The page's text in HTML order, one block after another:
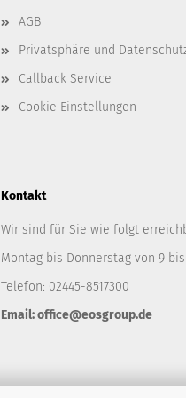
AGB
Privatsphäre und
Callback Service
Cookie Einstellungen
Kontakt
Wir sind für Sie wie folgt
Montag bis Donnerstag von 9 bis
Telefon: 02445-8517300
Email: office@eosgroup.de